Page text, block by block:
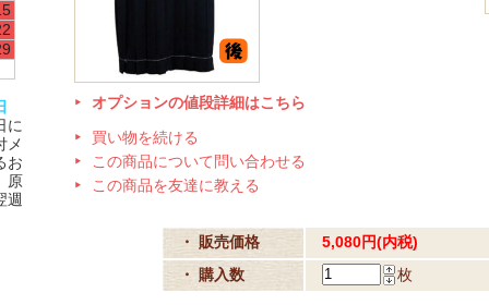
に
メ
お
原
週
オプションの値段詳細はこちら
買い物を続ける
この商品について問い合わせる
この商品を友達に教える
・ 販売価格
5,080円(内税)
・ 購入数
枚